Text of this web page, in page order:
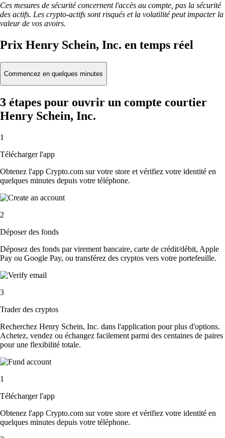
Ces mesures de sécurité concernent l'accès au compte, pas la sécurité
des actifs. Les crypto-actifs sont risqués et la volatilité peut impacter la
valeur de vos avoirs.
Prix Henry Schein, Inc. en temps réel
Commencez en quelques minutes
3 étapes pour ouvrir un compte courtier
Henry Schein, Inc.
1
Télécharger l'app
Obtenez l'app Crypto.com sur votre store et vérifiez votre identité en
quelques minutes depuis votre téléphone.
2
Déposer des fonds
Déposez des fonds par virement bancaire, carte de crédit/débit, Apple
Pay ou Google Pay, ou transférez des cryptos vers votre portefeuille.
3
Trader des cryptos
Recherchez Henry Schein, Inc. dans l'application pour plus d'options.
Achetez, vendez ou échangez facilement parmi des centaines de paires
pour une flexibilité totale.
1
Télécharger l'app
Obtenez l'app Crypto.com sur votre store et vérifiez votre identité en
quelques minutes depuis votre téléphone.